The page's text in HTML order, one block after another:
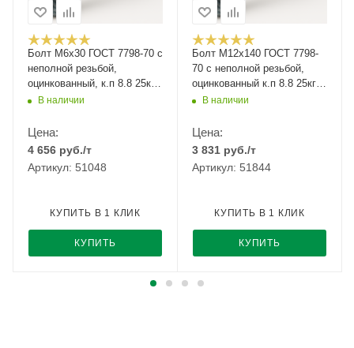
Болт М6х30 ГОСТ 7798-70 с
неполной резьбой,
оцинкованный, к.п 8.8 25кг
РМЗВ наличии
Цена:
4 656 руб./т
Артикул: 51048
КУПИТЬ
КУПИТЬ В 1 КЛИК
Болт М12x140 ГОСТ 7798-
70 с неполной резьбой,
оцинкованный к.п 8.8 25кг
РМЗВ наличии
Цена:
3 831 руб./т
Артикул: 51844
КУПИТЬ
КУПИТЬ В 1 КЛИК